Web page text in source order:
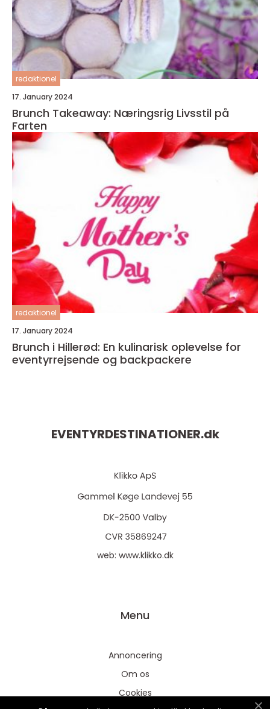
redaktionel
17. January 2024
Brunch Takeaway: Næringsrig Livsstil på
Farten
redaktionel
17. January 2024
Brunch i Hillerød: En kulinarisk oplevelse for
eventyrrejsende og backpackere
EVENTYRDESTINATIONER.dk
web: www.klikko.dk
Menu
Annoncering
Om os
Cookies